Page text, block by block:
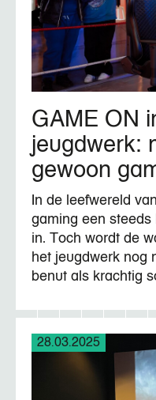
GAME ON
jeugdwerk:
gewoon
In de leefwereld
gaming een
in. Toch wordt de
het jeugdwerk nog
benut als krachtig
28.03.2025